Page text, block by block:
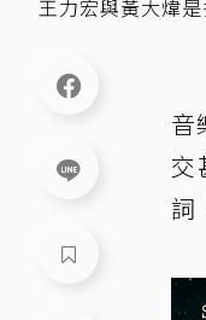
王力宏與黃大煒
音
交
詞